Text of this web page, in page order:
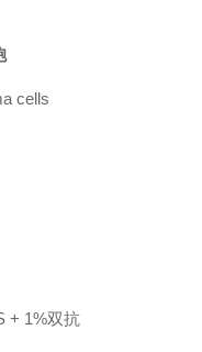
cells
+ 1%双抗